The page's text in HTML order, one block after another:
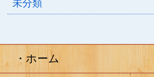
未分類
ホーム